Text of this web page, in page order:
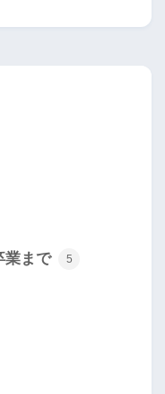
業まで 5